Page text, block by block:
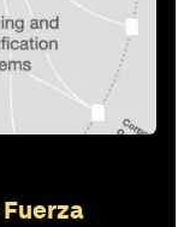
Fuerza